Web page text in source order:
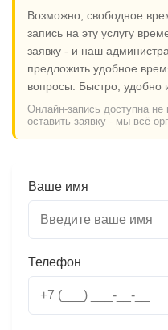
Возможно, свободное
запись на эту услугу
заявку - и наш
предложить удобное
вопросы. Быстро, удобно
Онлайн-запись доступна
оставить заявку - мы всё
Ваше имя
Телефон